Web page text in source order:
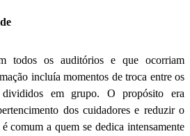
todos os auditórios e que ocorriam
incluía momentos de troca entre os
divididos em grupo. O propósito era
dos cuidadores e reduzir o
comum a quem se dedica intensamente